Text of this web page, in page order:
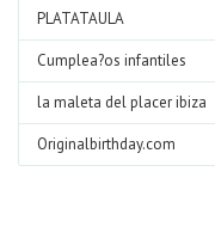
PLATATAULA
Cumplea?os infantiles
la maleta del placer ibiza
Originalbirthday.com